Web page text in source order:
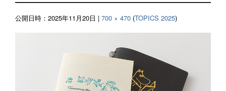
公開日時： 2025年11月20日 | 700 × 470 (TOPICS 2025)